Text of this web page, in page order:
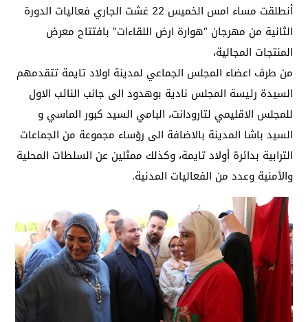
أنطلقت مساء امس الخميس 22 غشت الجاري فعاليات الدورة
الثانية من مهرجان “هوارة ارض اللقاءات” بافتتاح معرض
المنتجات المجالية،
من طرف اعضاء المجلس الجماعي لمدينة اولاد تايمة تتقدمهم
السيدة رئيسة المجلس نادية بوهدود الى جانب النائب الاول
للمجلس الاقليمي لتارودانت، البامي السيد كبور الماسي و
السيد باشا المدينة بالاضافة الى رؤساء مجموعة من الجماعات
الترابية بدائرة أولاد تايمة، وكذلك ممثلين عن السلطات المحلية
والأمنية وعدد من الفعاليات المدنية.